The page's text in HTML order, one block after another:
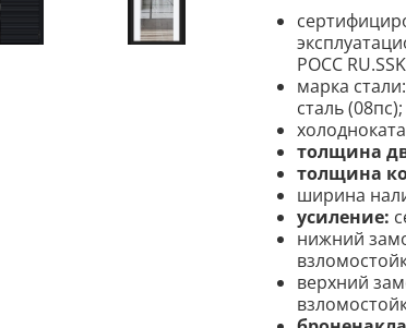
POCC
марка
сталь (08пс);
толщина
толщина
ширина
усиление:
нижний
верхний